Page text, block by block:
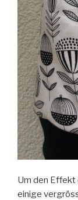
Um den Effekt
einige